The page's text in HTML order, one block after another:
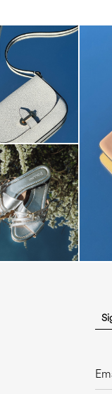
The